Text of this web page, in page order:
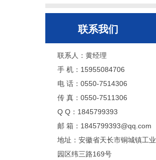
联系我们
联系人：黄经理
手 机：15955084706
电 话：0550-7514306
传 真：0550-7511306
Q Q：1845799393
邮 箱：1845799393@qq.com
地址：安徽省天长市铜城镇工业
园区纬三路169号